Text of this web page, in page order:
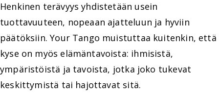
Henkinen terävyys yhdistetään usein
tuottavuuteen, nopeaan ajatteluun ja hyviin
päätöksiin. Your Tango muistuttaa kuitenkin, että
kyse on myös elämäntavoista: ihmisistä,
ympäristöistä ja tavoista, jotka joko tukevat
keskittymistä tai hajottavat sitä.